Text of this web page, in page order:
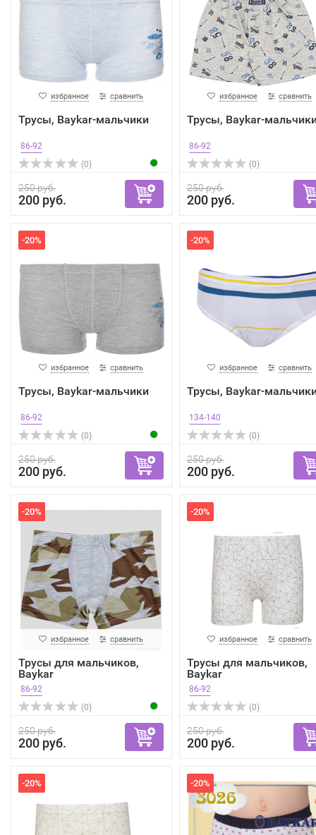
избранное сравнить
Трусы, Baykar-мальчики
86-92
(0)
250 руб.
200 руб.
избранное сравнить
Трусы, Baykar-
86-92
(0)
250 руб.
200 руб.
-20%
избранное сравнить
Трусы, Baykar-мальчики
86-92
(0)
250 руб.
200 руб.
-20%
избранное сравнить
Трусы, Baykar-
134-140
(0)
250 руб.
200 руб.
-20%
избранное сравнить
Трусы для мальчиков,
Baykar
86-92
(0)
250 руб.
200 руб.
-20%
избранное сравнить
Трусы для мальчиков,
Baykar
86-92
(0)
250 руб.
200 руб.
-20% -20%